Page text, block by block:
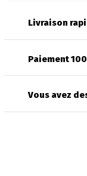
Livraison
Paiement
Vous avez